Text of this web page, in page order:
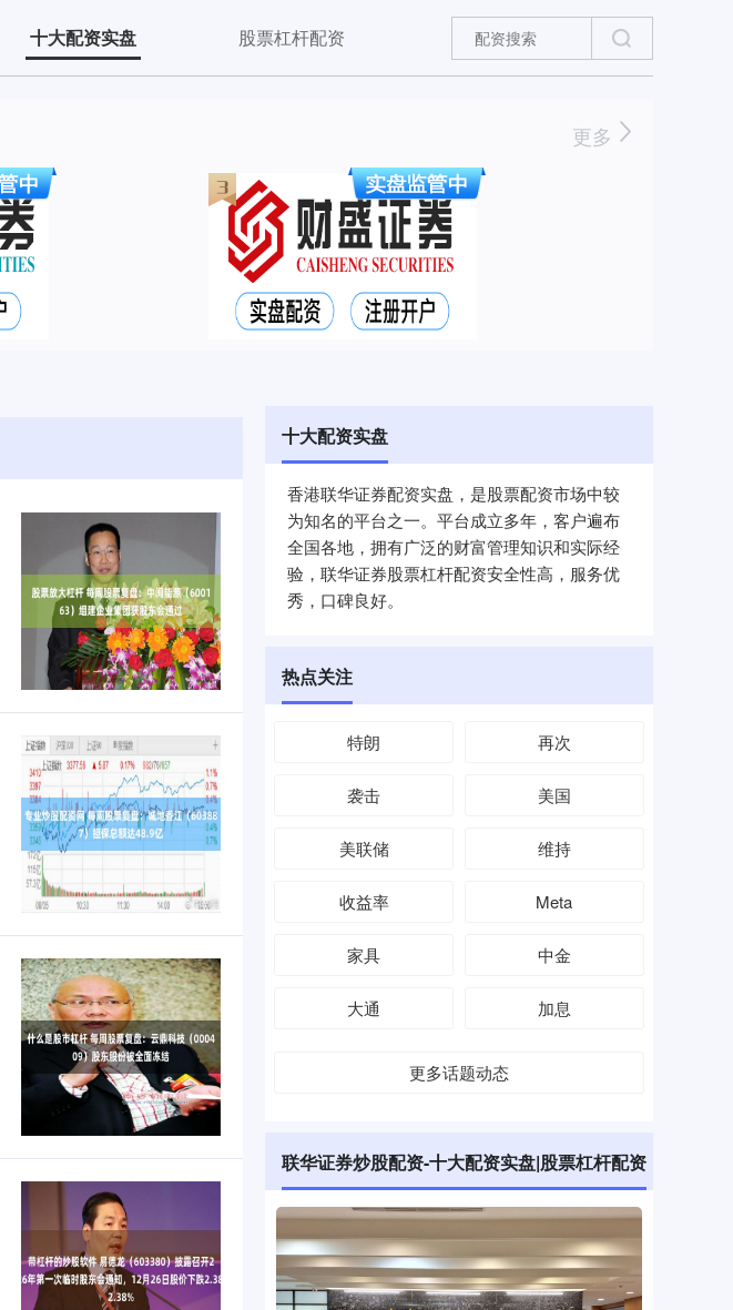
十大配资实盘 股票杠杆配资
更多
十大配资实盘
香港联华证券配资实盘，是股票配资市场中较
为知名的平台之一。平台成立多年，客户遍布
全国各地，拥有广泛的财富管理知识和实际经
验，联华证券股票杠杆配资安全性高，服务优
秀，口碑良好。
热点关注
特朗 再次
袭击 美国
美联储 维持
收益率 Meta
家具 中金
大通 加息
更多话题动态
联华证券炒股配资-十大配资实盘|股票杠杆配资